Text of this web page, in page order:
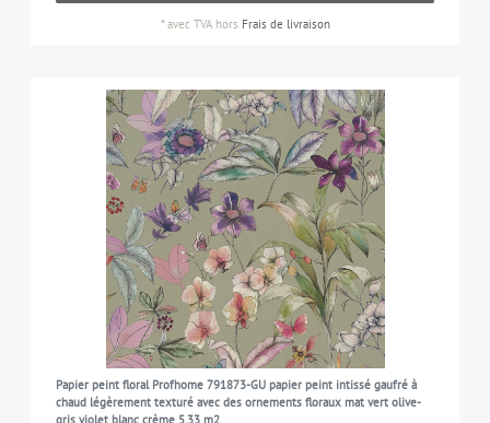
*avec TVAhors Frais de livraison
Papier peint floral Profhome 791873-GU papier peint intissé gaufré à
chaud légèrement texturé avec des ornements floraux mat vert olive-